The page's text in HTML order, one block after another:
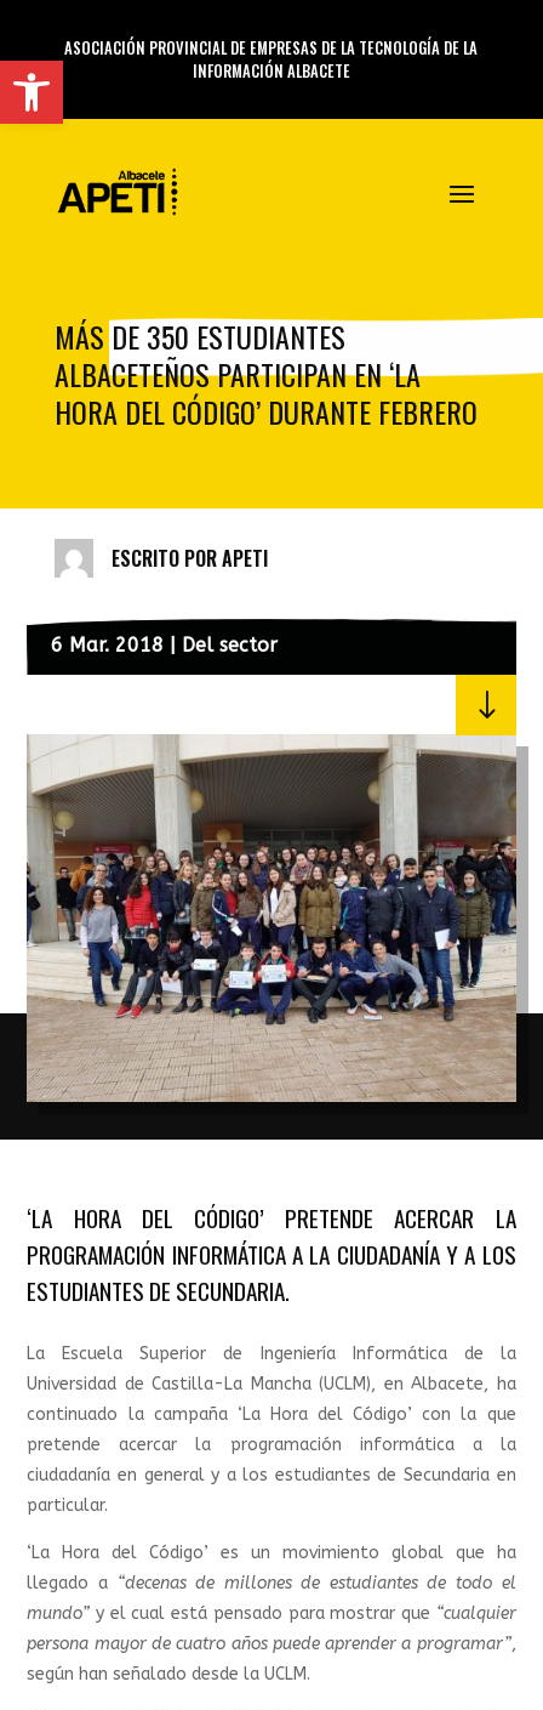
ASOCIACIÓN PROVINCIAL DE EMPRESAS DE LA TECNOLOGÍA DE LA
INFORMACIÓN ALBACETE
MÁS DE 350 ESTUDIANTES
ALBACETEÑOS PARTICIPAN EN ‘LA
HORA DEL CÓDIGO’ DURANTE FEBRERO
ESCRITO PORAPETI
6 Mar. 2018 Del sector
"
‘LA HORA DEL CÓDIGO’ PRETENDE ACERCAR LA
PROGRAMACIÓN INFORMÁTICA A LA CIUDADANÍA Y A LOS
ESTUDIANTES DE SECUNDARIA.
La Escuela Superior de Ingeniería Informática de la
Universidad de Castilla-La Mancha (UCLM), en Albacete, ha
continuado la campaña ‘La Hora del Código’ con la que
pretende acercar la programación informática a la
ciudadanía en general y a los estudiantes de Secundaria en
particular.
‘La Hora del Código’ es un movimiento global que ha
llegado a “decenas de millones de estudiantes de todo el
mundo” y el cual está pensado para mostrar que “cualquier
persona mayor de cuatro años puede aprender a programar”,
según han señalado desde la UCLM.
Abrir barra de herramientas